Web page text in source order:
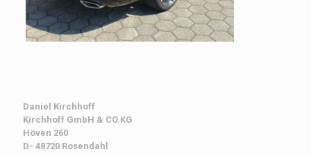
Daniel Kirchhoff
Kirchhoff GmbH & CO.KG
Höven 260
D- 48720 Rosendahl